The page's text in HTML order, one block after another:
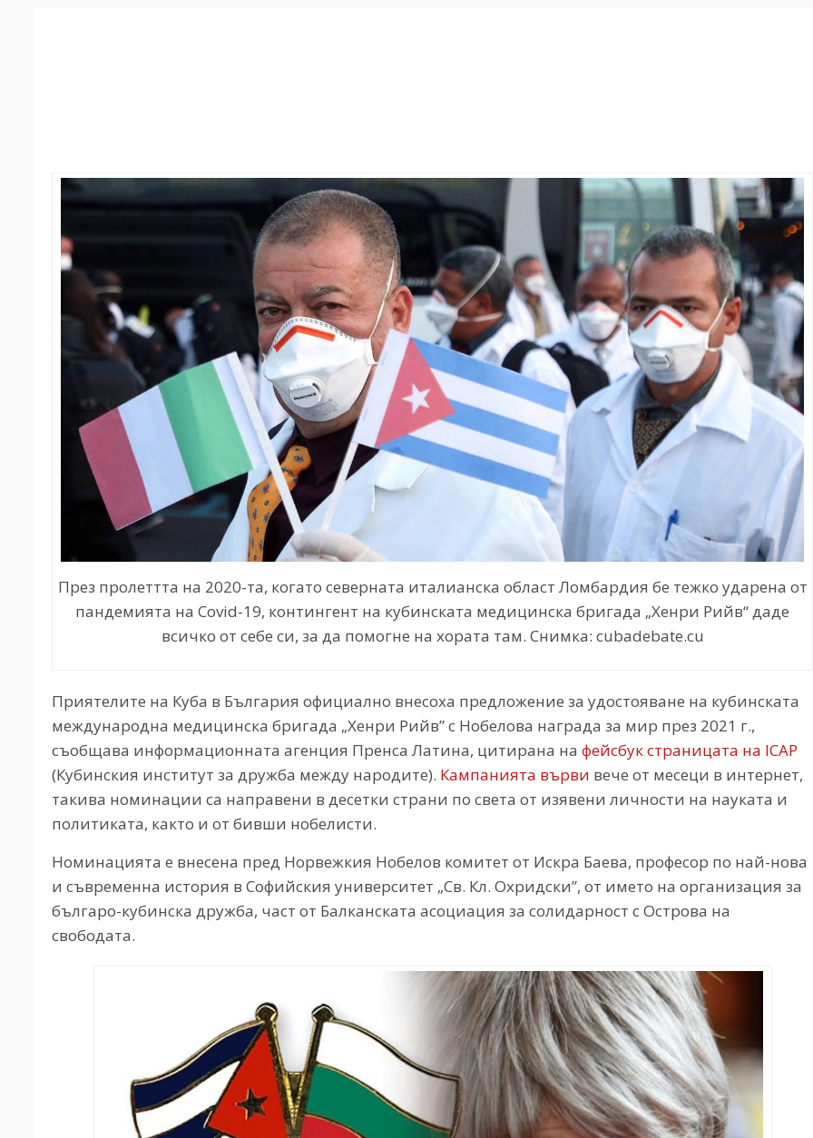
През пролеттта на 2020-та, когато северната италианска област Ломбардия бе тежко ударена от
пандемията на Covid-19, контингент на кубинската медицинска бригада „Хенри Рийв“ даде
всичко от себе си, за да помогне на хората там. Снимка: cubadebate.cu
Приятелите на Куба в България официално внесоха предложение за удостояване на кубинската
международна медицинска бригада „Хенри Рийв” с Нобелова награда за мир през 2021 г.,
съобщава информационната агенция Пренса Латина, цитирана на фейсбук страницата на ICAP
(Кубинския институт за дружба между народите). Кампанията върви вече от месеци в интернет,
такива номинации са направени в десетки страни по света от изявени личности на науката и
политиката, както и от бивши нобелисти.
Номинацията е внесена пред Норвежкия Нобелов комитет от Искра Баева, професор по най-нова
и съвременна история в Софийския университет „Св. Кл. Охридски”, от името на организация за
българо-кубинска дружба, част от Балканската асоциация за солидарност с Острова на
свободата.